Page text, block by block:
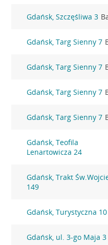
Gdańsk, Szczęśliwa 3
Gdańsk, Targ Sienny 7
Gdańsk, Targ Sienny 7
Gdańsk, Targ Sienny 7
Gdańsk, Targ Sienny 7
Gdańsk, Teofila
Lenartowicza 24
Gdańsk, Trakt
149
Gdańsk, Turystyczna 10
Gdańsk, ul. 3-go Maja 3